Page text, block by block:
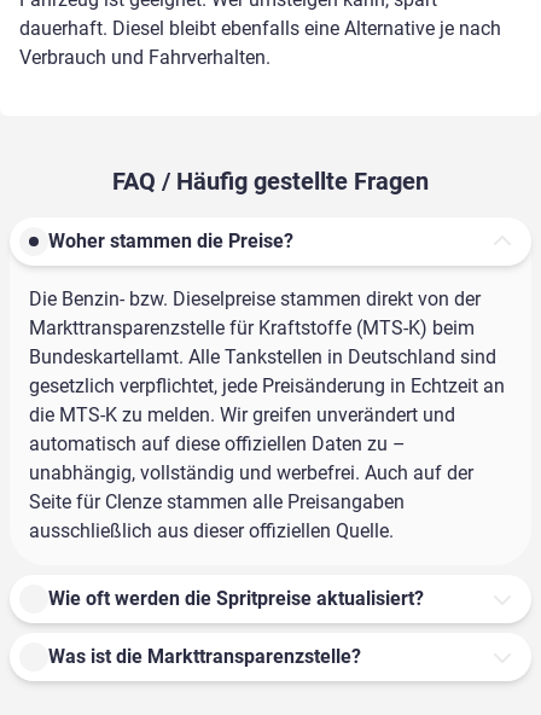
dauerhaft. Diesel bleibt ebenfalls eine Alternative je nach
Verbrauch und Fahrverhalten.
FAQ / Häufig gestellte Fragen
Woher stammen die Preise?
Die Benzin- bzw. Dieselpreise stammen direkt von der
Markttransparenzstelle für Kraftstoffe (MTS-K) beim
Bundeskartellamt. Alle Tankstellen in Deutschland sind
gesetzlich verpflichtet, jede Preisänderung in Echtzeit an
die MTS-K zu melden. Wir greifen unverändert und
automatisch auf diese offiziellen Daten zu –
unabhängig, vollständig und werbefrei. Auch auf der
Seite für Clenze stammen alle Preisangaben
ausschließlich aus dieser offiziellen Quelle.
Wie oft werden die Spritpreise aktualisiert?
Was ist die Markttransparenzstelle?